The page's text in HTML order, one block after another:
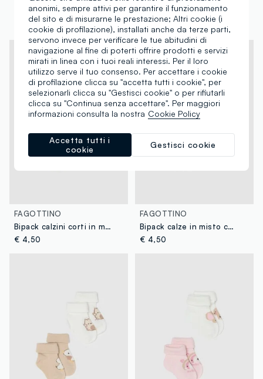
Bipack calzini corti in misto bamboo bianchi per neonati
€ 5,95
FAGOTTINO
Bipack calzini corti in misto cotone organico multicolor da neonato
€ 4,50
FAGOTTINO
Bipack calze in misto cotone multicolor per neonati con animali
€ 4,50
anonimi, sempre attivi per garantire il funzionamento
del sito e di misurarne le prestazione; Altri cookie (i
cookie di profilazione), installati anche da terze parti,
servono invece per verificare le tue abitudini di
navigazione al fine di poterti offrire prodotti e servizi
mirati in linea con i tuoi reali interessi. Per il loro
utilizzo serve il tuo consenso. Per accettare i cookie
di profilazione clicca su "accetta tutti i cookie", per
selezionarli clicca su "Gestisci cookie" o per rifiutarli
clicca su "Continua senza accettare". Per maggiori
informazioni consulta la nostra Cookie Policy
Gestisci cookie
Accetta tutti i
cookie